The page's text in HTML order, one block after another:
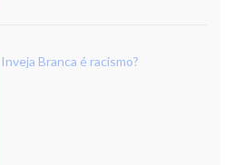
Inveja Branca é racismo?